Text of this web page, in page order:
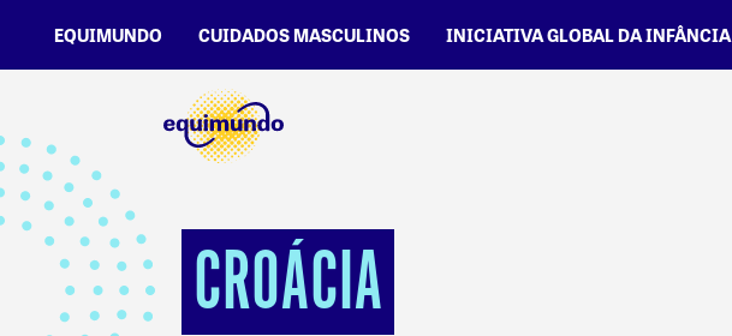
EQUIMUNDO CUIDADOS MASCULINOS INICIATIVA GLOBAL DA INFÂNCIA
CROÁCIA